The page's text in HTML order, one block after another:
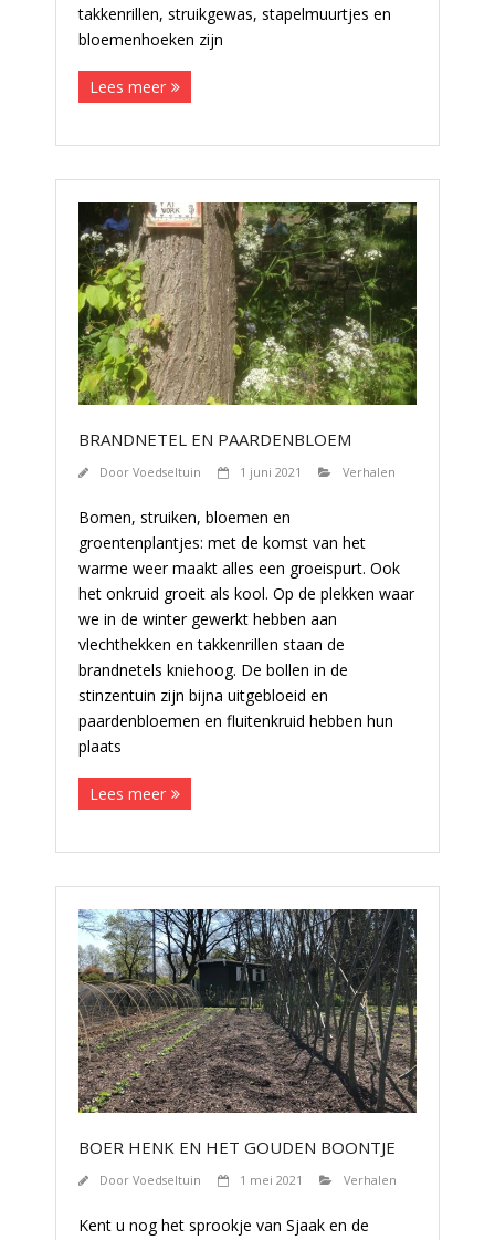
takkenrillen, struikgewas, stapelmuurtjes en
bloemenhoeken zijn
Lees meer
BRANDNETEL EN PAARDENBLOEM
Door Voedseltuin 1 juni 2021 Verhalen
Bomen, struiken, bloemen en
groentenplantjes: met de komst van het
warme weer maakt alles een groeispurt. Ook
het onkruid groeit als kool. Op de plekken waar
we in de winter gewerkt hebben aan
vlechthekken en takkenrillen staan de
brandnetels kniehoog. De bollen in de
stinzentuin zijn bijna uitgebloeid en
paardenbloemen en fluitenkruid hebben hun
plaats
Lees meer
BOER HENK EN HET GOUDEN BOONTJE
Door Voedseltuin 1 mei 2021 Verhalen
Kent u nog het sprookje van Sjaak en de